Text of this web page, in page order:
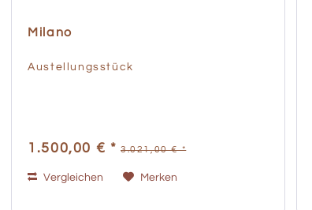
Milano
Austellungsstück
1.500,00 € * 3.021,00 € *
Vergleichen Merken